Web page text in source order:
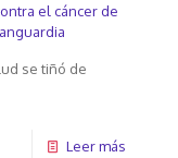
el cáncer de
se tiñó de
Leer más